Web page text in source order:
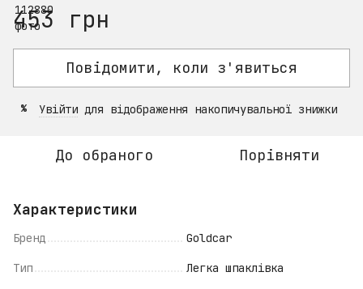
453 грн
Повідомити, коли з'явиться
% Увійти для відображення накопичувальної знижки
До обраного Порівняти
Характеристики
Бренд Goldcar
Тип Легка шпаклівка